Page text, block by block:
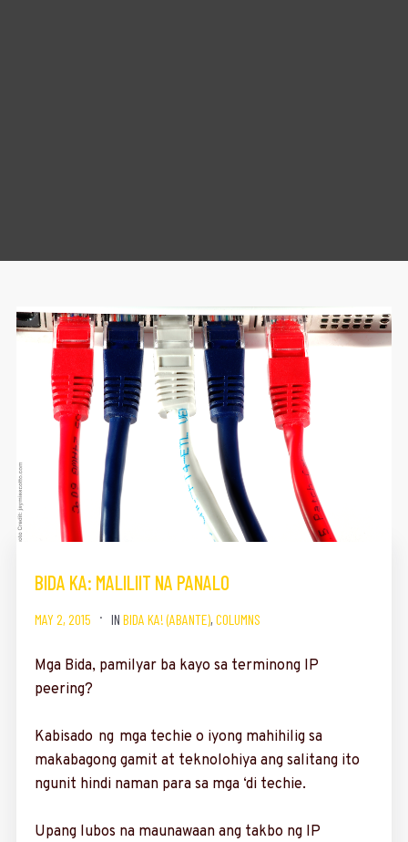
BIDA KA: MALILIIT NA PANALO
MAY 2, 2015 IN BIDA KA! (ABANTE), COLUMNS
Mga Bida, pamilyar ba kayo sa terminong IP
peering?
Kabisado ng mga ­techie o iyong mahihilig sa
makabagong gamit at teknolohiya ang salitang ito
ngunit hindi naman para sa mga ‘di techie.
Upang lubos na ma­unawaan ang takbo ng IP